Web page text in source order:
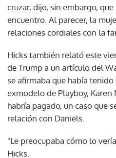
cruzar, dijo, sin embargo,
encuentro. Al parecer, la
relaciones cordiales con la
Hicks también relató este
de Trump a un artículo del
se afirmaba que había
exmodelo de Playboy,
habría pagado, un caso que
relación con Daniels.
"Le preocupaba cómo lo
Hicks.